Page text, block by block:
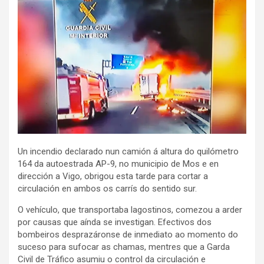
Un incendio declarado nun camión á altura do quilómetro
164 da autoestrada AP-9, no municipio de Mos e en
dirección a Vigo, obrigou esta tarde para cortar a
circulación en ambos os carrís do sentido sur.
O vehículo, que transportaba lagostinos, comezou a arder
por causas que aínda se investigan. Efectivos dos
bombeiros desprazáronse de inmediato ao momento do
suceso para sufocar as chamas, mentres que a Garda
Civil de Tráfico asumiu o control da circulación e